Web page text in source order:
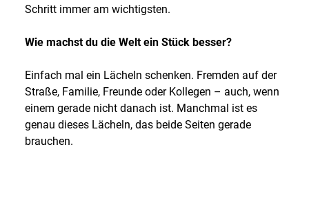
Schritt immer am wichtigsten.
Wie machst du die Welt ein Stück besser?
Einfach mal ein Lächeln schenken. Fremden auf der
Straße, Familie, Freunde oder Kollegen – auch, wenn
einem gerade nicht danach ist. Manchmal ist es
genau dieses Lächeln, das beide Seiten gerade
brauchen.